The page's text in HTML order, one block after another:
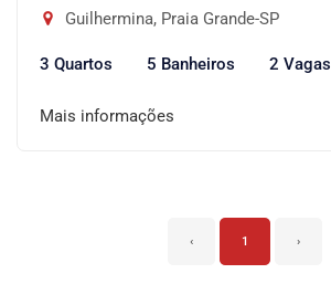
Guilhermina, Praia Grande-SP
3 Quartos 5 Banheiros 2 Vagas
Mais informações
‹ 1 ›